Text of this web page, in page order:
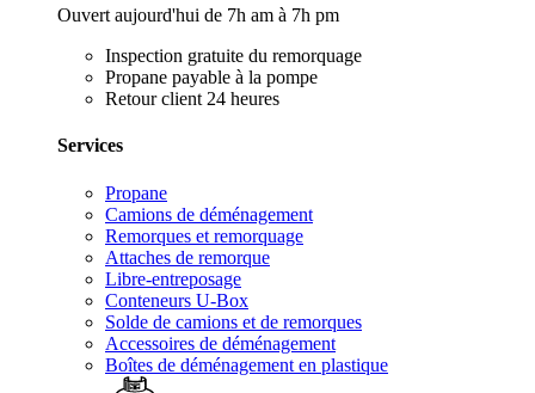
Ouvert aujourd'hui de 7h am à 7h pm
Inspection gratuite du remorquage
Propane payable à la pompe
Retour client 24 heures
Services
Propane
Camions de déménagement
Remorques et remorquage
Attaches de remorque
Libre-entreposage
Conteneurs U-Box
Solde de camions et de remorques
Accessoires de déménagement
Boîtes de déménagement en plastique